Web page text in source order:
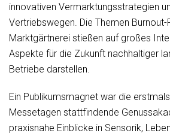
innovativen Vermarktungsstrategien
Vertriebswegen. Die Themen Burnout-
Marktgärtnerei stießen auf großes
Aspekte für die Zukunft nachhaltiger
Betriebe darstellen.
Ein Publikumsmagnet war die
Messetagen stattfindende
praxisnahe Einblicke in Sensorik,